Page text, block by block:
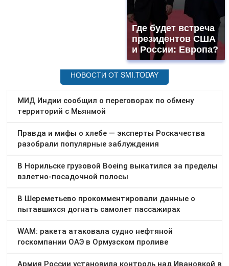
Где будет встреча
президентов США
и России: Европа?